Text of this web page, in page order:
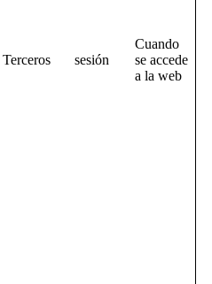
Terceros sesión
Cuando
se accede
a la web